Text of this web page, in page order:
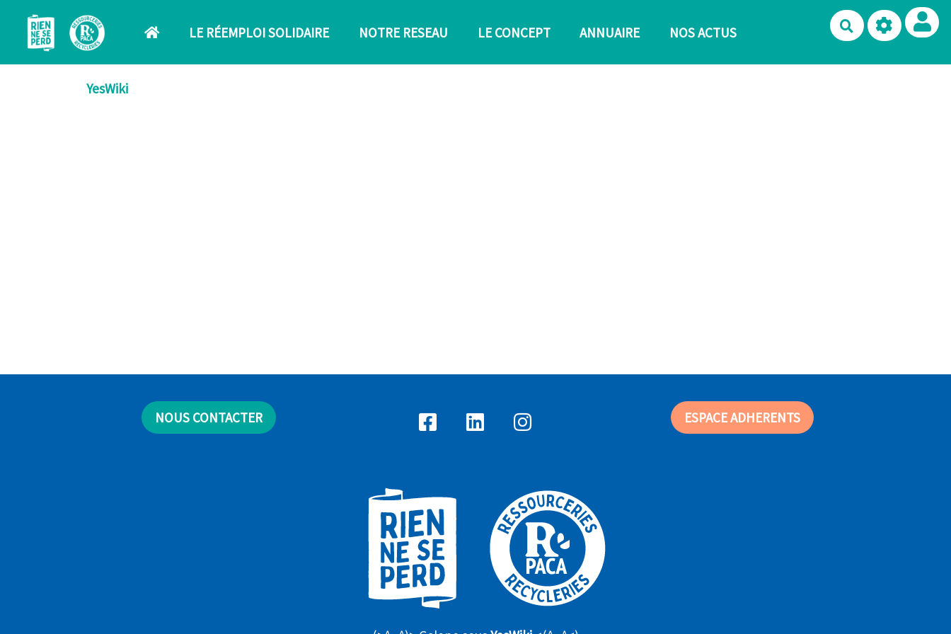
Aller au contenu principal
LE RÉEMPLOI SOLIDAIRE
NOTRE RESEAU LE CONCEPT ANNUAIRE NOS ACTUS Rechercher
YesWiki
NOUS CONTACTER ESPACE ADHERENTS